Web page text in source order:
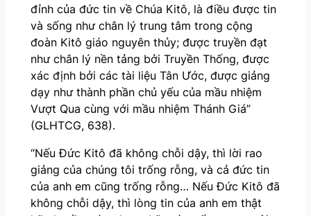
đỉnh của đức tin về Chúa Kitô, là điều được tin
và sống như chân lý trung tâm trong cộng
đoàn Kitô giáo nguyên thủy; được truyền đạt
như chân lý nền tảng bởi Truyền Thống, được
xác định bởi các tài liệu Tân Ước, được giảng
dạy như thành phần chủ yếu của mầu nhiệm
Vượt Qua cùng với mầu nhiệm Thánh Giá”
(GLHTCG, 638).
“Nếu Đức Kitô đã không chỗi dậy, thì lời rao
giảng của chúng tôi trống rỗng, và cả đức tin
của anh em cũng trống rỗng… Nếu Đức Kitô đã
không chỗi dậy, thì lòng tin của anh em thật